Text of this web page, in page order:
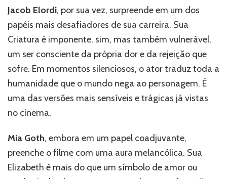
Jacob Elordi, por sua vez, surpreende em um dos
papéis mais desafiadores de sua carreira. Sua
Criatura é imponente, sim, mas também vulnerável,
um ser consciente da própria dor e da rejeição que
sofre. Em momentos silenciosos, o ator traduz toda a
humanidade que o mundo nega ao personagem. É
uma das versões mais sensíveis e trágicas já vistas
no cinema.
Mia Goth, embora em um papel coadjuvante,
preenche o filme com uma aura melancólica. Sua
Elizabeth é mais do que um símbolo de amor ou